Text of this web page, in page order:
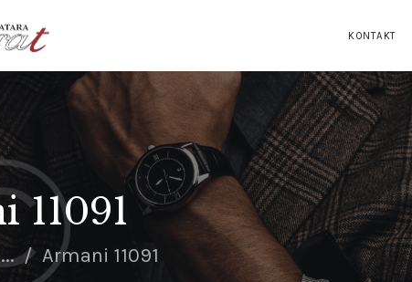
KONTAKT
11091
... Armani 11091